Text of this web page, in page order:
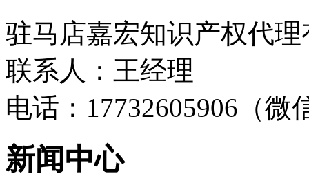
驻马店嘉宏知识产权代
联系人：王经理
电话：17732605906（微
新闻中心